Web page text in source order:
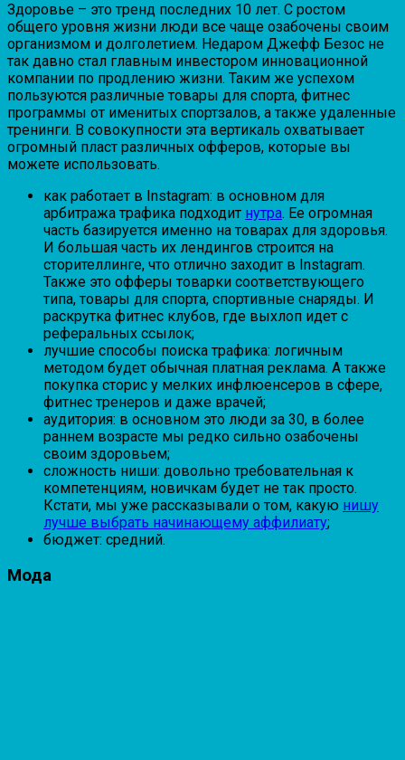
Здоровье – это тренд последних 10 лет. С ростом
общего уровня жизни люди все чаще озабочены своим
организмом и долголетием. Недаром Джефф Безос не
так давно стал главным инвестором инновационной
компании по продлению жизни. Таким же успехом
пользуются различные товары для спорта, фитнес
программы от именитых спортзалов, а также удаленные
тренинги. В совокупности эта вертикаль охватывает
огромный пласт различных офферов, которые вы
можете использовать.
как работает в Instagram: в основном для
арбитража трафика подходит нутра. Ее огромная
часть базируется именно на товарах для здоровья.
И большая часть их лендингов строится на
сторителлинге, что отлично заходит в Instagram.
Также это офферы товарки соответствующего
типа, товары для спорта, спортивные снаряды. И
раскрутка фитнес клубов, где выхлоп идет с
реферальных ссылок;
лучшие способы поиска трафика: логичным
методом будет обычная платная реклама. А также
покупка сторис у мелких инфлюенсеров в сфере,
фитнес тренеров и даже врачей;
аудитория: в основном это люди за 30, в более
раннем возрасте мы редко сильно озабочены
своим здоровьем;
сложность ниши: довольно требовательная к
компетенциям, новичкам будет не так просто.
Кстати, мы уже рассказывали о том, какую нишу
лучше выбрать начинающему аффилиату;
бюджет: средний.
Мода